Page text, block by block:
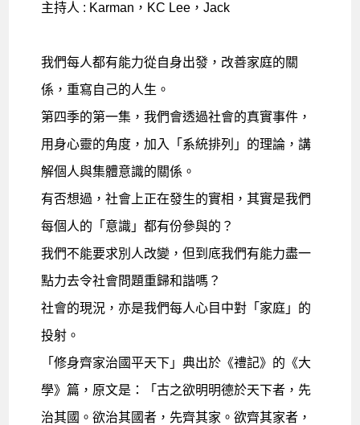
主持人 : Karman，KC Lee，Jack
我們每人都有能力從自身出發，改善家庭的關
係，重寫自己的人生。
第四季的第一集，我們會透過社會的真實事件，
用身心靈的角度，加入「系統排列」的理論，講
解個人與集體意識的關係。
有否想過，社會上正在發生的實相，其實是我們
每個人的「意識」都有份參與的？
我們不能要求別人改變，但到底我們有能力盡一
點力去令社會問題重歸和諧嗎？
社會的現況，亦是我們每人心目中對「家庭」的
投射。
「修身齊家治國平天下」典出於《禮記》的《大
學》篇，原文是：「古之欲明明德於天下者，先
治其國。欲治其國者，先齊其家。欲齊其家者，